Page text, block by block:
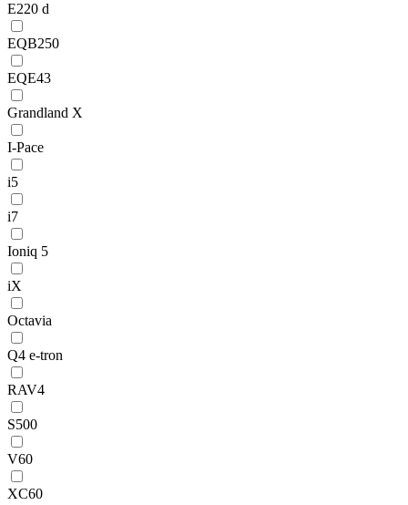
E220 d
EQB250
EQE43
Grandland X
I-Pace
i5
i7
Ioniq 5
iX
Octavia
Q4 e-tron
RAV4
S500
V60
XC60